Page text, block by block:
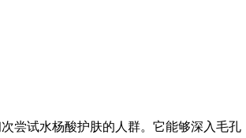
尝试水杨酸护肤的人群。它能够深入毛